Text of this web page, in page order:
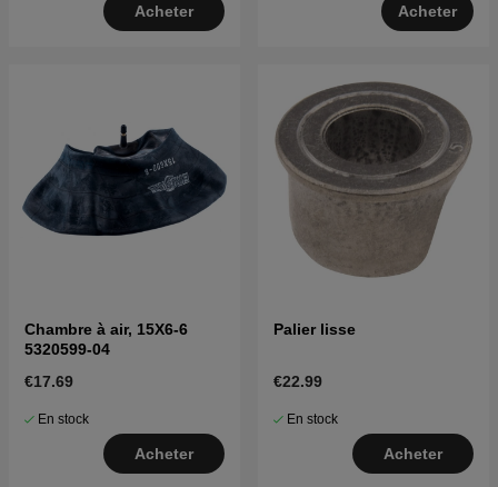
Acheter Acheter
Chambre à air, 15X6-6
5320599-04
€17.69
En stock
Acheter
Palier lisse
€22.99
En stock
Acheter